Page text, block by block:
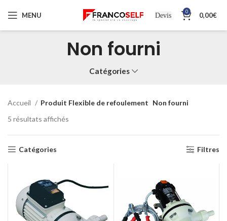
MENU Devis 0 0,00€
Non fourni
Catégories
Accueil Produit Flexible de refoulement Non fourni
5 résultats affichés
Catégories Filtres